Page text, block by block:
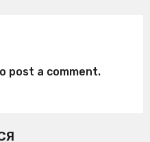
post a comment.